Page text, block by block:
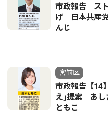
市政報告 ス
げ 日本共産
んじ
宮前区
市政報告【14
え｣提案 あし
ともこ